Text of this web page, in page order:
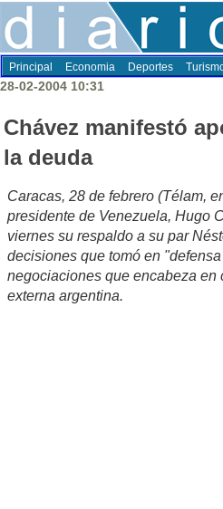
Principal Economia Deportes
28-02-2004 10:31
Chávez manifestó
la deuda
Caracas, 28 de febrero (Télam,
presidente de Venezuela, Hugo
viernes su respaldo a su par
decisiones que tomó en
negociaciones que encabeza en
externa argentina.